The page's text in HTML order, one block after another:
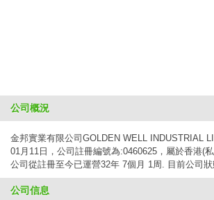
公司概況
金邦實業有限公司GOLDEN WELL INDUSTRIAL
01月11日，公司註冊編號為:0460625，屬於香港(
公司從註冊至今已運營32年 7個月 1周. 目前公司狀
公司信息